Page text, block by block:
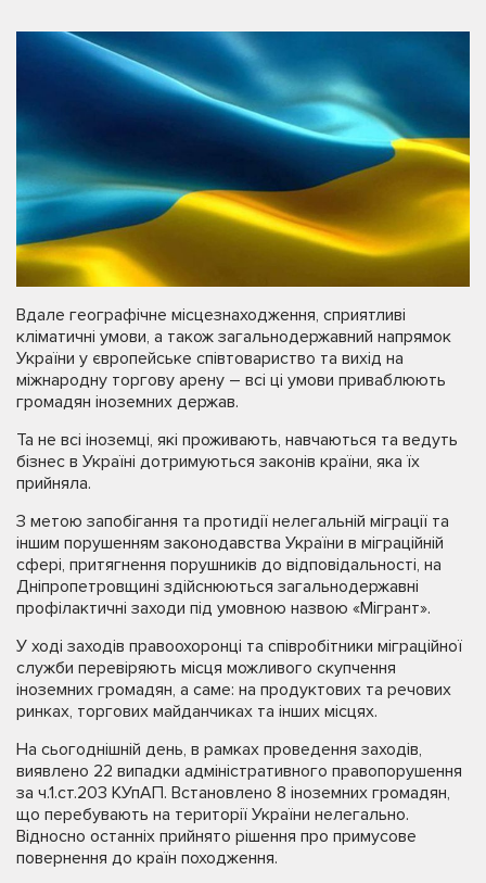
Вдале географічне місцезнаходження, сприятливі
кліматичні умови, а також загальнодержавний напрямок
України у європейське співтовариство та вихід на
міжнародну торгову арену – всі ці умови приваблюють
громадян іноземних держав.
Та не всі іноземці, які проживають, навчаються та ведуть
бізнес в Україні дотримуються законів країни, яка їх
прийняла.
З метою запобігання та протидії нелегальній міграції та
іншим порушенням законодавства України в міграційній
сфері, притягнення порушників до відповідальності, на
Дніпропетровщині здійснюються загальнодержавні
профілактичні заходи під умовною назвою «Мігрант».
У ході заходів правоохоронці та співробітники міграційної
служби перевіряють місця можливого скупчення
іноземних громадян, а саме: на продуктових та речових
ринках, торгових майданчиках та інших місцях.
На сьогоднішній день, в рамках проведення заходів,
виявлено 22 випадки адміністративного правопорушення
за ч.1.ст.203 КУпАП. Встановлено 8 іноземних громадян,
що перебувають на території України нелегально.
Відносно останніх прийнято рішення про примусове
повернення до країн походження.